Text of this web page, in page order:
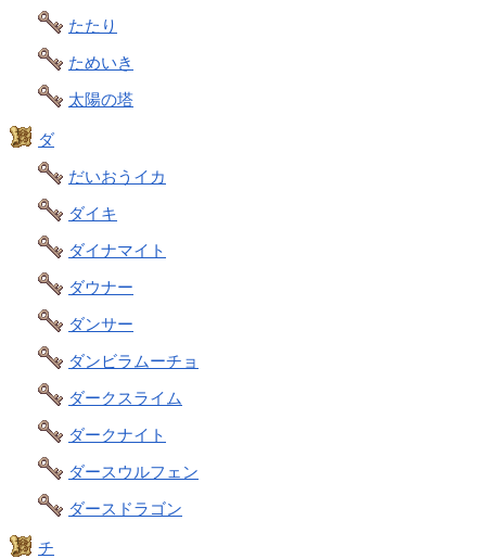
たたり
ためいき
太陽の塔
ダ
だいおうイカ
ダイキ
ダイナマイト
ダウナー
ダンサー
ダンビラムーチョ
ダークスライム
ダークナイト
ダースウルフェン
ダースドラゴン
チ